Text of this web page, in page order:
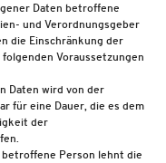
Daten betroffene
und Verordnungsgeber
die Einschränkung der
Voraussetzungen
Daten wird von der
für eine Dauer, die es dem
der
Person lehnt die